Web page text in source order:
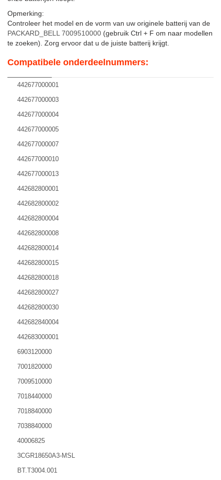
Opmerking:
Controleer het model en de vorm van uw originele batterij van de
PACKARD_BELL 7009510000 (gebruik Ctrl + F om naar modellen
te zoeken). Zorg ervoor dat u de juiste batterij krijgt.
Compatibele onderdeelnummers:
442677000001
442677000003
442677000004
442677000005
442677000007
442677000010
442677000013
442682800001
442682800002
442682800004
442682800008
442682800014
442682800015
442682800018
442682800027
442682800030
442682840004
442683000001
6903120000
7001820000
7009510000
7018440000
7018840000
7038840000
40006825
3CGR18650A3-MSL
BT.T3004.001